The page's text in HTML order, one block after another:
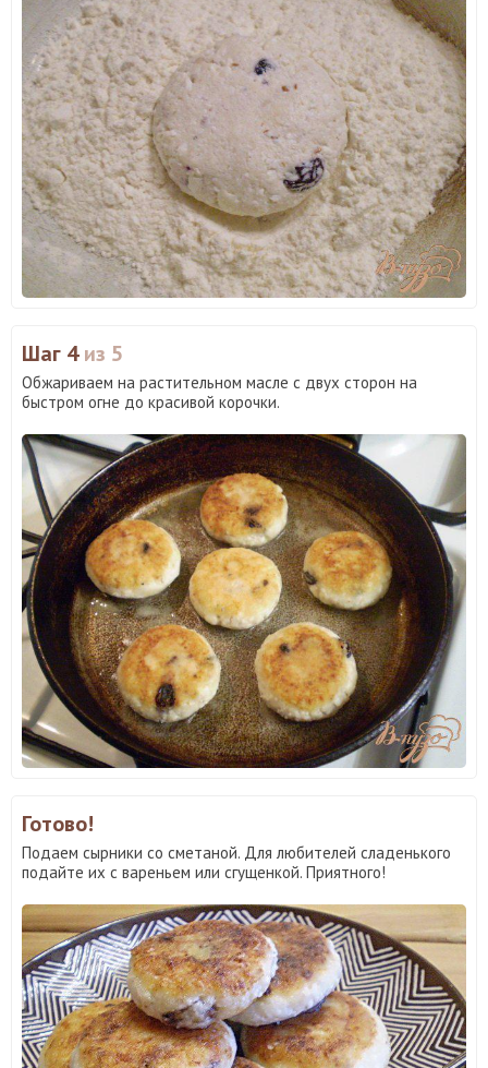
Шаг 4из 5
Обжариваем на растительном масле с двух сторон на
быстром огне до красивой корочки.
Готово!
Подаем сырники со сметаной. Для любителей сладенького
подайте их с вареньем или сгущенкой. Приятного!